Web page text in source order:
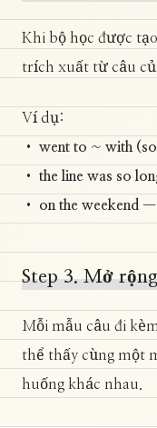
Khi bộ học được
trích xuất từ câu
Ví dụ:
• went to ~ with
• the line was so
• on the weekend —
Step 3. Mở
Mỗi mẫu câu đi
thể thấy cùng một
huống khác nhau.